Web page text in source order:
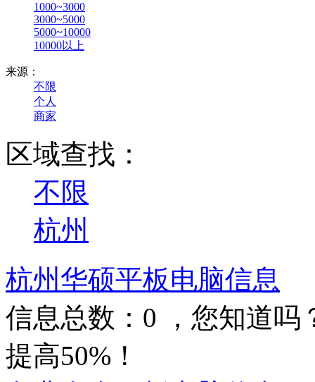
1000~3000
3000~5000
5000~10000
10000以上
来源：
不限
个人
商家
区域查找：
不限
杭州
杭州华硕平板电脑信息
信息总数： 0 ，您知道
提高50%！